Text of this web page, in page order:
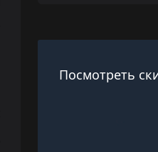
Посмотреть